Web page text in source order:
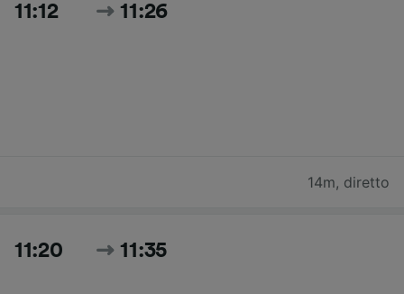
11:12 11:26
14m, diretto
11:20 11:35